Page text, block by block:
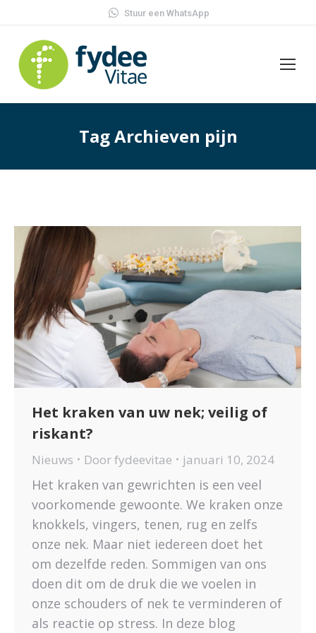
Stuur een WhatsApp
Tag Archieven pijn
Het kraken van uw nek; veilig of
riskant?
Nieuws Doorfydeevitae januari 10, 2024
Het kraken van gewrichten is een veel
voorkomende gewoonte. We kraken onze
knokkels, vingers, tenen, rug en zelfs
onze nek. Maar niet iedereen doet het
om dezelfde reden. Sommigen van ons
doen dit om de druk die we voelen in
onze schouders of nek te verminderen of
als reactie op stress. In deze blog